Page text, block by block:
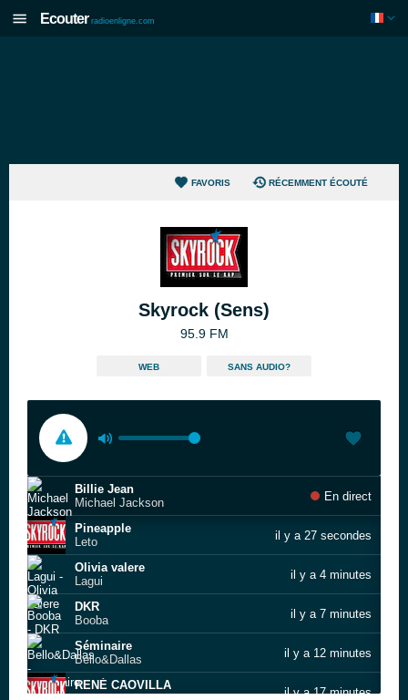
Ecouter radioenligne.com
FAVORIS RÉCEMMENT ÉCOUTÉ
Skyrock (Sens)
95.9 FM
WEB SANS AUDIO?
Billie Jean
Michael Jackson
En direct
Pineapple
Leto
il y a 27 secondes
Olivia valere
Lagui
il y a 4 minutes
DKR
Booba
il y a 7 minutes
Séminaire
Bello&Dallas
il y a 12 minutes
RENÉ CAOVILLA
il y a 17 minutes